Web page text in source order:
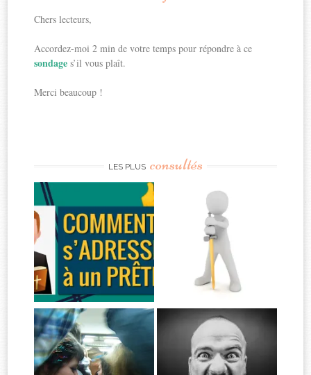
Chers lecteurs,
Accordez-moi 2 min de votre temps pour répondre à ce
sondages’il vous plaît.
Merci beaucoup !
LES PLUS consultés